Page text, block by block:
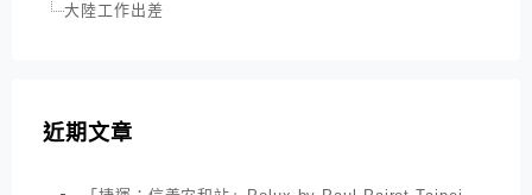
大陸工作出差
近期文章